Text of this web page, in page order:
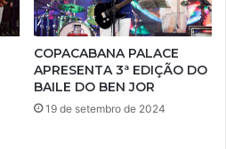
COPACABANA PALACE
APRESENTA 3ª EDIÇÃO DO
BAILE DO BEN JOR
19 de setembro de 2024